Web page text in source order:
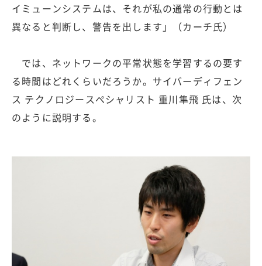
イミューンシステムは、それが私の通常の行動とは
異なると判断し、警告を出します」（カーチ氏）
では、ネットワークの平常状態を学習するの要す
る時間はどれくらいだろうか。サイバーディフェン
ス テクノロジースペシャリスト 重川隼飛 氏は、次
のように説明する。